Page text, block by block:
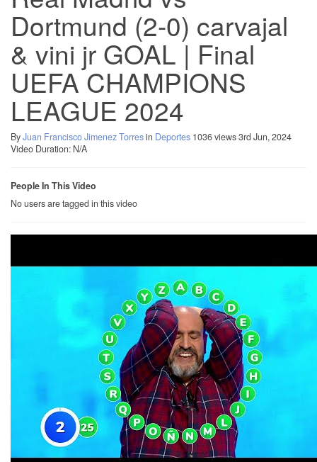
Dortmund (2-0) carvajal
& vini jr GOAL | Final
UEFA CHAMPIONS
LEAGUE 2024
ByJuan Francisco Jimenez Torresin Deportes 1036 views3rd Jun, 2024
Video Duration: N/A
People In This Video
No users are tagged in this video